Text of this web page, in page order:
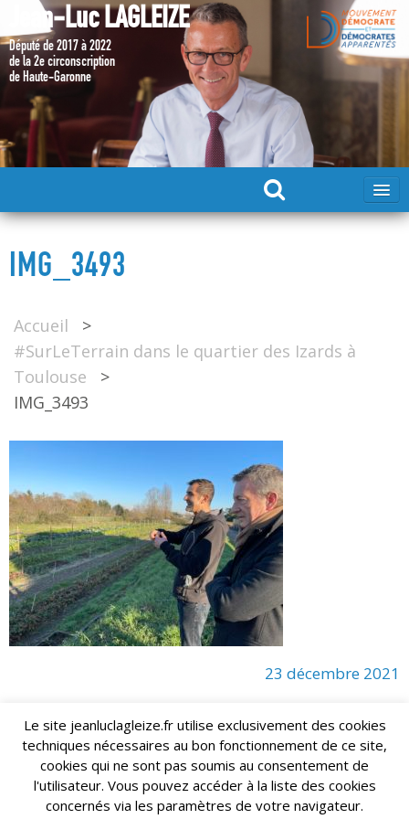
Jean-Luc LAGLEIZE
Député de 2017 à 2022
de la 2e circonscription
de Haute-Garonne
MA CANDIDATURE 2024
DÉPUTÉ 2017 – 2022
MES ACTIONS 2017 – 2022
IMG_3493
Accueil
>
#SurLeTerrain dans le quartier des Izards à
Toulouse
>
IMG_3493
23 décembre 2021
Jean-Luc LAGLEIZE - e-mail : lagleize2024@gmail.com
Mentions Légales- Copyright © 2024. Tous droits réservés.
Le site jeanluclagleize.fr utilise exclusivement des cookies
techniques nécessaires au bon fonctionnement de ce site,
cookies qui ne sont pas soumis au consentement de
l'utilisateur. Vous pouvez accéder à la liste des cookies
concernés via les paramètres de votre navigateur.